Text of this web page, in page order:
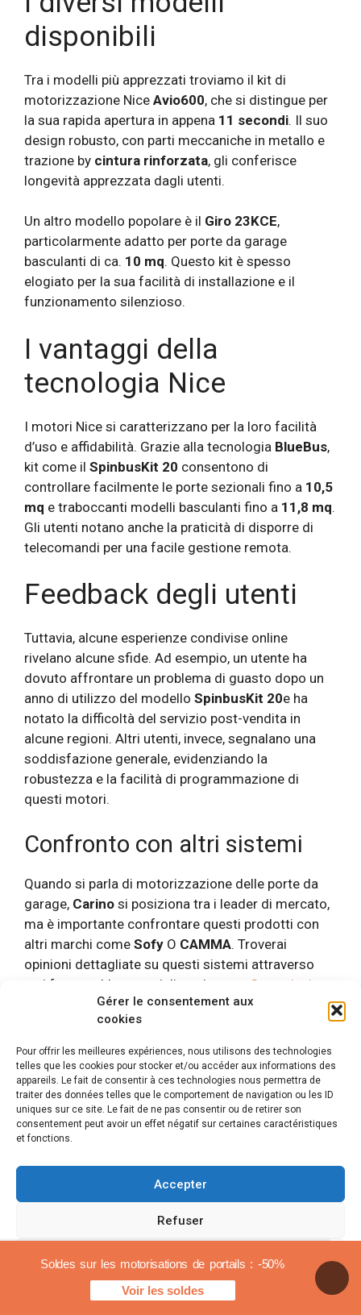
Gérer le consentement aux
cookies
Pour offrir les meilleures expériences, nous utilisons des technologies
telles que les cookies pour stocker et/ou accéder aux informations des
appareils. Le fait de consentir à ces technologies nous permettra de
traiter des données telles que le comportement de navigation ou les ID
uniques sur ce site. Le fait de ne pas consentir ou de retirer son
consentement peut avoir un effet négatif sur certaines caractéristiques
et fonctions.
Accepter
Refuser
Voir les préférences
Politica sui cookieAvvisi legali
disponibili
Tra i modelli più apprezzati troviamo il kit di
motorizzazione Nice Avio600, che si distingue per
la sua rapida apertura in appena 11 secondi. Il suo
design robusto, con parti meccaniche in metallo e
trazione by cintura rinforzata, gli conferisce
longevità apprezzata dagli utenti.
Un altro modello popolare è il Giro 23KCE,
particolarmente adatto per porte da garage
basculanti di ca. 10 mq. Questo kit è spesso
elogiato per la sua facilità di installazione e il
funzionamento silenzioso.
I vantaggi della
tecnologia Nice
I motori Nice si caratterizzano per la loro facilità
d’uso e affidabilità. Grazie alla tecnologia BlueBus,
kit come il SpinbusKit 20 consentono di
controllare facilmente le porte sezionali fino a 10,5
mq e traboccanti modelli basculanti fino a 11,8 mq.
Gli utenti notano anche la praticità di disporre di
telecomandi per una facile gestione remota.
Feedback degli utenti
Tuttavia, alcune esperienze condivise online
rivelano alcune sfide. Ad esempio, un utente ha
dovuto affrontare un problema di guasto dopo un
anno di utilizzo del modello SpinbusKit 20e ha
notato la difficoltà del servizio post-vendita in
alcune regioni. Altri utenti, invece, segnalano una
soddisfazione generale, evidenziando la
robustezza e la facilità di programmazione di
questi motori.
Confronto con altri sistemi
Quando si parla di motorizzazione delle porte da
garage, Carino si posiziona tra i leader di mercato,
ma è importante confrontare questi prodotti con
altri marchi come Sofy O CAMMA. Troverai
opinioni dettagliate su questi sistemi attraverso
vari forum e blog specializzati, come
Costruisci
Stella Exavia.
Per coloro che stanno considerando
motorizzazione della porta del garage, le
soluzioni del brandCarinorappresentano opzioni
interessanti. Tuttavia, è fondamentale considerare
le esperienze passate degli utenti e rimanere
informati sulle novità tecnologiche per fare la
scelta più consapevole.
Soldes sur les motorisations de portails : -50%
Voir les soldes